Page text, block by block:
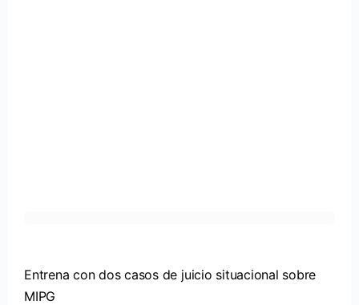
Entrena con dos casos de juicio situacional sobre
MIPG